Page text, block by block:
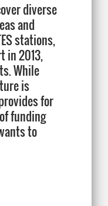
diverse
and
stations,
in 2013,
While
is
for
funding
to